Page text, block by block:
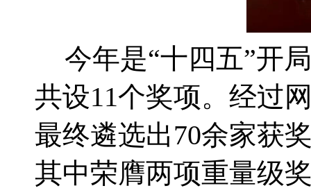
今年是“十四五”开
共设11个奖项。经过
最终遴选出70余家获
其中荣膺两项重量级